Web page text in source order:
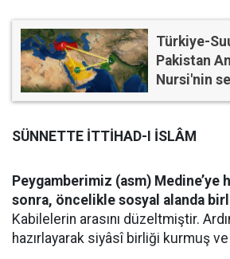
Türkiye-
Pakistan
Nursi'nin
SÜNNETTE İTTİHAD-I İSLÂM
Peygamberimiz (asm) Medine’ye
sonra, öncelikle sosyal alanda
Kabilelerin arasını düzeltmiştir.
hazırlayarak siyâsî birliği kurmuş